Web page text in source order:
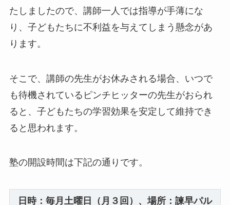
たしましたので、講師一人では指導が手薄にな
り、子どもたちに不利益を与えてしまう懸念があ
ります。
そこで、講師の先生がお休みされる場合、いつで
も待機されているピンチヒッターの先生がおられ
ると、子どもたちの学習効果を安定して維持でき
ると思われます。
塾の開設時間は下記の通りです。
日時：毎月土曜日（月３回）、場所：諫早パル